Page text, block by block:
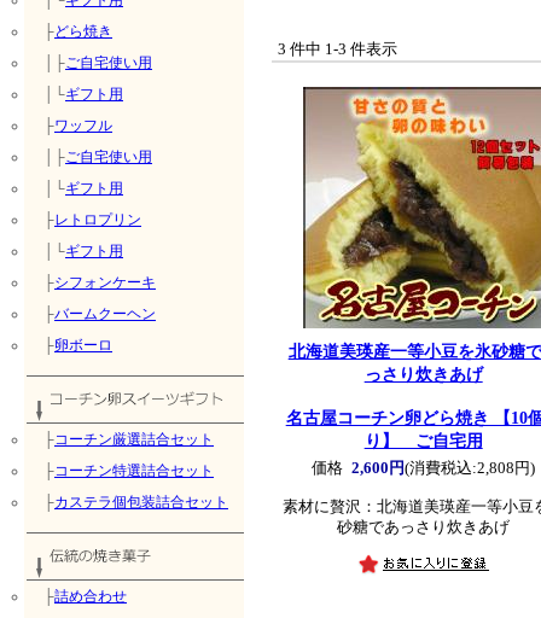
├どら焼き
│├ご自宅使い用
│└ギフト用
├ワッフル
│├ご自宅使い用
│└ギフト用
├レトロプリン
│└ギフト用
├シフォンケーキ
├バームクーヘン
├卵ボーロ
├コーチン厳選詰合セット
├コーチン特選詰合セット
├カステラ個包装詰合セット
├詰め合わせ
3 件中 1-3 件表示
北海道美瑛産一等小豆を氷砂糖
っさり炊きあげ
名古屋コーチン卵どら焼き 【10
り】 ご自宅用
価格 2,600円(消費税込:2,808円)
素材に贅沢：北海道美瑛産一等小豆
砂糖であっさり炊きあげ